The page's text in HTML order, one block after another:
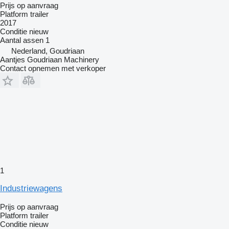
Prijs op aanvraag
Platform trailer
2017
Conditie nieuw
Aantal assen 1
Nederland, Goudriaan
Aantjes Goudriaan Machinery
Contact opnemen met verkoper
1
Industriewagens
Prijs op aanvraag
Platform trailer
Conditie nieuw